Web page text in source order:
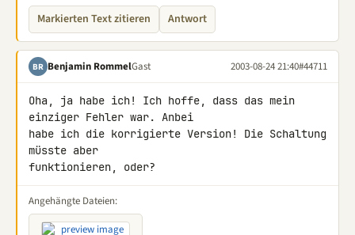
Markierten Text zitieren Antwort
BR Benjamin RommelGast 2003-08-24 21:40#44711
Oha, ja habe ich! Ich hoffe, dass das mein
einziger Fehler war. Anbei
habe ich die korrigierte Version! Die Schaltung
müsste aber
funktionieren, oder?
Angehängte Dateien: